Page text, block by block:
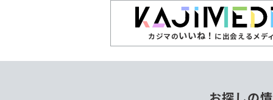
カジマのいいね！ に出会えるメデ